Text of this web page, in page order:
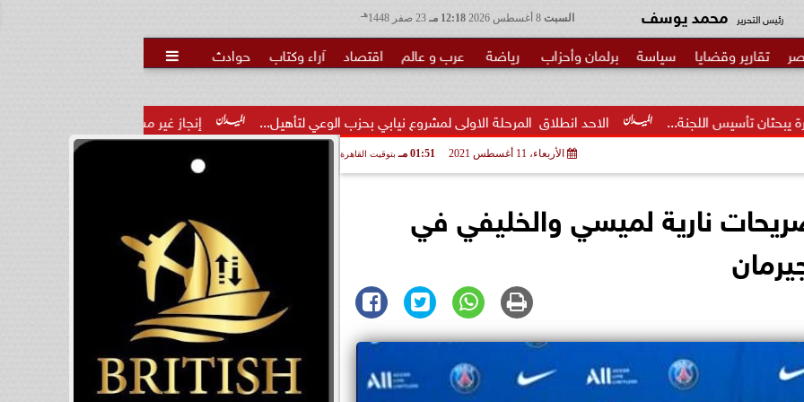
السبت 12:18 مـ هـ رئيس التحرير محمد يوسف
تقارير وقضايا سياسة برلمان وأحزاب رياضة عرب و عالم اقتصاد آراء وكتاب حوادث 
إنجاز غير مسبوق.. منتخب الناشئات يهزم الصين الاحد انطلاق  المرحلة الاولى لمشروع نيابي بحزب الوعي لتأهيل...
الأربعاء، 11 أغسطس 2021 01:51 مـ بتوقيت القاهرة
نارية لميسي والخليفي في